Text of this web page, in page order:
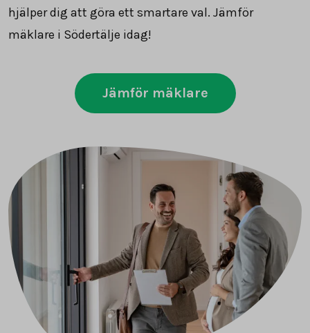
hjälper dig att göra ett smartare val. Jämför
mäklare i Södertälje idag!
Jämför mäklare